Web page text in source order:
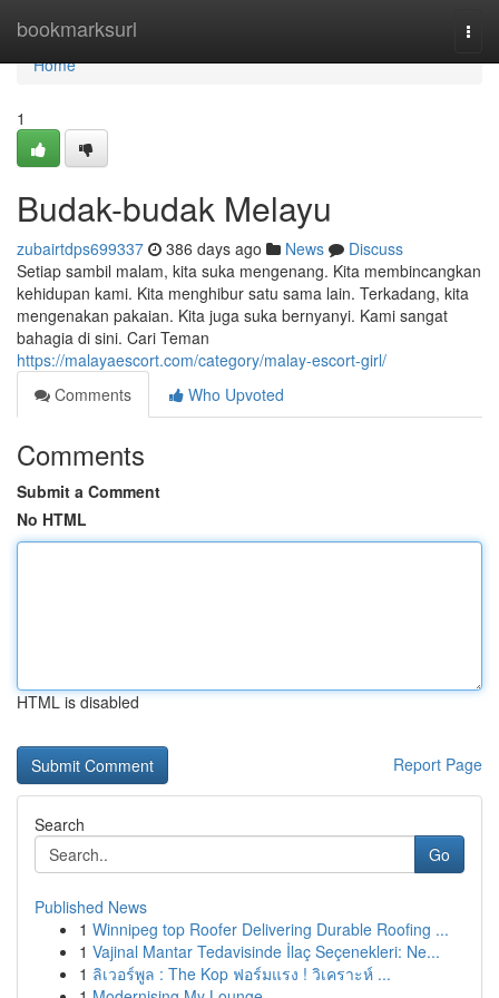
bookmarksurl
Home
Home
1
Budak-budak Melayu
zubairtdps699337 386 days ago News
Discuss
Setiap sambil malam, kita suka mengenang. Kita membincangkan
kehidupan kami. Kita menghibur satu sama lain. Terkadang, kita
mengenakan pakaian. Kita juga suka bernyanyi. Kami sangat
bahagia di sini. Cari Teman
https://malayaescort.com/category/malay-escort-girl/
Comments
Who Upvoted
Comments
Submit a Comment
No HTML
HTML is disabled
Report Page
Search
Go
Published News
1 Winnipeg top Roofer Delivering Durable Roofing ...
1 Vajinal Mantar Tedavisinde İlaç Seçenekleri: Ne...
1 ลิเวอร์พูล : The Kop ฟอร์มแรง ! วิเคราะห์ ...